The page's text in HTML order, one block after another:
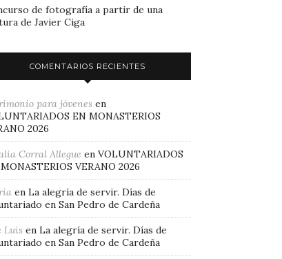
de fotografía a partir de una
de Javier Ciga
COMENTARIOS RECIENTES
para jóvenes en
EN MONASTERIOS
2026
Corral Allegue en VOLUNTARIADOS
VERANO 2026
en La alegría de servir. Días de
en San Pedro de Cardeña
Luis en La alegría de servir. Días de
en San Pedro de Cardeña